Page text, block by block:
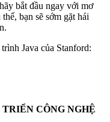
bắt đầu ngay với mơ
bạn sẽ sớm gặt hái
Java của Stanford:
CÔNG NGHỆ